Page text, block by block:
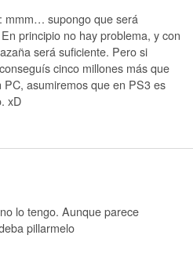
mmm… supongo que será
principio no hay problema, y con
será suficiente. Pero si
cinco millones más que
PC, asumiremos que en PS3 es
xD
lo tengo. Aunque parece
pillarmelo